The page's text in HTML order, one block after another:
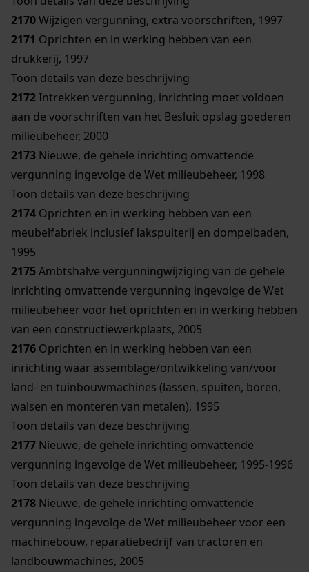
2170Wijzigen vergunning, extra voorschriften, 1997
2171 Oprichten en in werking hebben van een
drukkerij, 1997
Toon details van deze beschrijving
2172 Intrekken vergunning, inrichting moet voldoen
aan de voorschriften van het Besluit opslag goederen
milieubeheer, 2000
2173 Nieuwe, de gehele inrichting omvattende
vergunning ingevolge de Wet milieubeheer, 1998
Toon details van deze beschrijving
2174 Oprichten en in werking hebben van een
meubelfabriek inclusief lakspuiterij en dompelbaden,
1995
2175Ambtshalve vergunningwijziging van de gehele
inrichting omvattende vergunning ingevolge de Wet
milieubeheer voor het oprichten en in werking hebben
van een constructiewerkplaats, 2005
2176 Oprichten en in werking hebben van een
inrichting waar assemblage/ontwikkeling van/voor
land- en tuinbouwmachines (lassen, spuiten, boren,
walsen en monteren van metalen), 1995
Toon details van deze beschrijving
2177 Nieuwe, de gehele inrichting omvattende
vergunning ingevolge de Wet milieubeheer, 1995-1996
Toon details van deze beschrijving
2178 Nieuwe, de gehele inrichting omvattende
vergunning ingevolge de Wet milieubeheer voor een
machinebouw, reparatiebedrijf van tractoren en
landbouwmachines, 2005